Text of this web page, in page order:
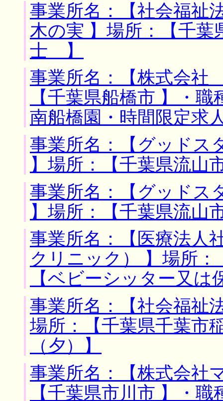
事業所名：【社会福
木の実 】場所：【千葉
士 】
事業所名：【株式会
【千葉県船橋市 】・
南船橋園・時間限定求
事業所名：【グッド
】場所：【千葉県流山
事業所名：【グッド
】場所：【千葉県流山
事業所名：【医療法
クリニック） 】場所
【ベビーシッター又は
事業所名：【社会福
場所：【千葉県千葉市
（夕）】
事業所名：【株式会社
【千葉県市川市 】・